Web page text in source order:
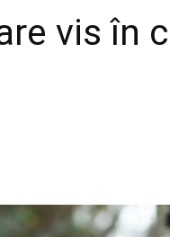
vis în